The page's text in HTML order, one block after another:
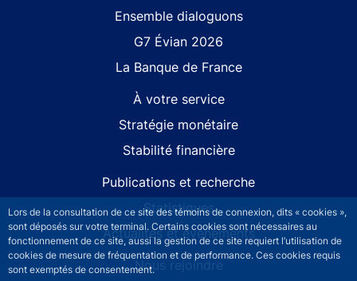
Lors de la consultation de ce site des témoins de connexion, dits « cookies »,
sont déposés sur votre terminal. Certains cookies sont nécessaires au
fonctionnement de ce site, aussi la gestion de ce site requiert l’utilisation de
cookies de mesure de fréquentation et de performance. Ces cookies requis
sont exemptés de consentement.
Ensemble dialoguons
G7 Évian 2026
La Banque de France
À votre service
Stratégie monétaire
Stabilité financière
Publications et recherche
Statistiques
Actualités et événements
Nous rejoindre